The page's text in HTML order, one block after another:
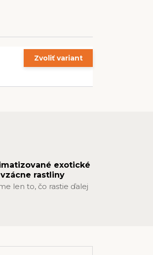
Zvoliť variant
exotické
rastliny
len to, čo rastie ďalej